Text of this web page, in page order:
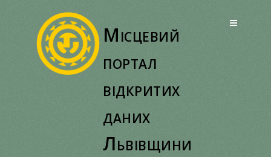
Місцевий
портал
відкритих
даних
Львівщини